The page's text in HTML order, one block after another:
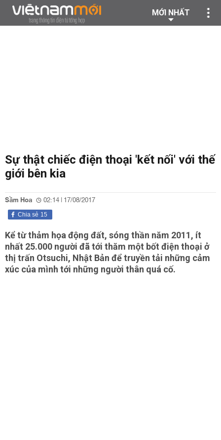
MỚI NHẤT
Sự thật chiếc điện thoại 'kết nối' với thế
giới bên kia
Sầm Hoa 02:14 | 17/08/2017
15
Chia sẻ
Kể từ thảm họa động đất, sóng thần năm 2011, ít
nhất 25.000 người đã tới thăm một bốt điện thoại ở
thị trấn Otsuchi, Nhật Bản để truyền tải những cảm
xúc của mình tới những người thân quá cố.